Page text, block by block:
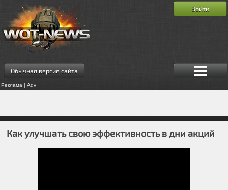
Обычная версия сайта
Реклама | Adv
Войти
Как улучшать свою эффективность в дни акций